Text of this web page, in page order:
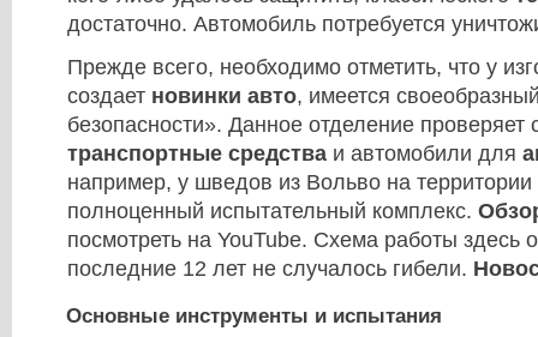
достаточно. Автомобиль потребуется
Прежде всего, необходимо отметить, что у
создает новинки авто, имеется
безопасности». Данное отделение проверяет
транспортные средства и автомобили для
например, у шведов из Вольво на территории
полноценный испытательный комплекс.
посмотреть на YouTube. Схема работы здесь
последние 12 лет не случалось гибели.
Основные инструменты и испытания